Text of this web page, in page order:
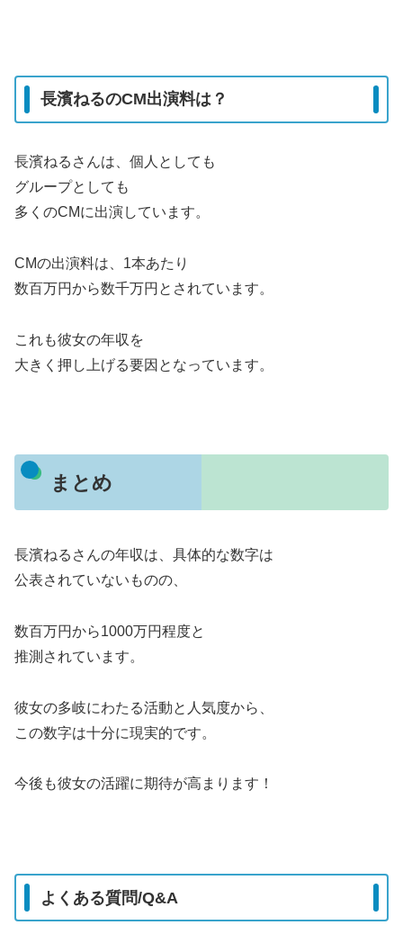
長濱ねるのCM出演料は？
長濱ねるさんは、個人としても
グループとしても
多くのCMに出演しています。
CMの出演料は、1本あたり
数百万円から数千万円とされています。
これも彼女の年収を
大きく押し上げる要因となっています。
まとめ
長濱ねるさんの年収は、具体的な数字は
公表されていないものの、
数百万円から1000万円程度と
推測されています。
彼女の多岐にわたる活動と人気度から、
この数字は十分に現実的です。
今後も彼女の活躍に期待が高まります！
よくある質問/Q&A